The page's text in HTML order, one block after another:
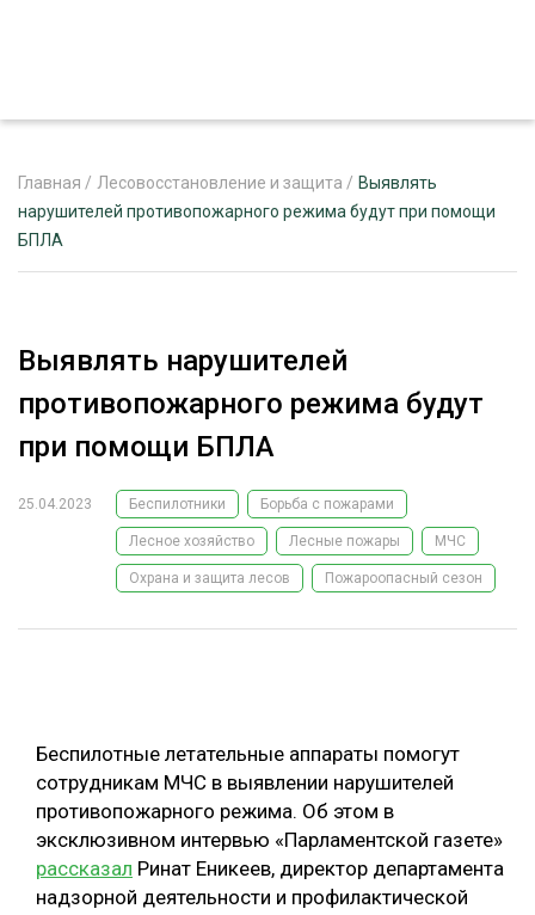
ЖУРНАЛ «ЛЕСНОЙ КОМПЛЕКС»
ЛЕСОЗАГОТОВКА
ОБРАБОТКА ДРЕВЕСИНЫ
ПРОИЗВОДСТВО ДРЕВЕСНЫХ ПЛИТ
ЦБП
КОМПЛЕКСНАЯ ПЕРЕРАБОТКА
ПОДБОРКИ СТАТЕЙ
ЭКСПЕРТНОЕ МНЕНИЕ
Главная / Лесовосстановление и защита / Выявлять
нарушителей противопожарного режима будут при помощи
БПЛА
Выявлять нарушителей
противопожарного режима будут
при помощи БПЛА
25.04.2023 Беспилотники Борьба с пожарами
Лесное хозяйство Лесные пожары МЧС
Охрана и защита лесов Пожароопасный сезон
Беспилотные летательные аппараты помогут
сотрудникам МЧС в выявлении нарушителей
противопожарного режима. Об этом в
эксклюзивном интервью «Парламентской газете»
рассказал Ринат Еникеев, директор департамента
надзорной деятельности и профилактической